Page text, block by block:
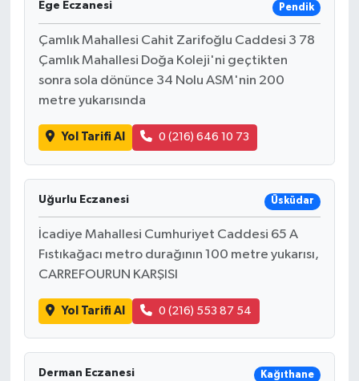
Ege Eczanesi Pendik
Çamlık Mahallesi Cahit Zarifoğlu Caddesi 3 78
Çamlık Mahallesi Doğa Koleji'ni geçtikten
sonra sola dönünce 34 Nolu ASM'nin 200
metre yukarısında
Yol Tarifi Al 0 (216) 646 10 73
Uğurlu Eczanesi Üsküdar
İcadiye Mahallesi Cumhuriyet Caddesi 65 A
Fıstıkağacı metro durağının 100 metre yukarısı,
CARREFOURUN KARŞISI
Yol Tarifi Al 0 (216) 553 87 54
Derman Eczanesi Kağıthane